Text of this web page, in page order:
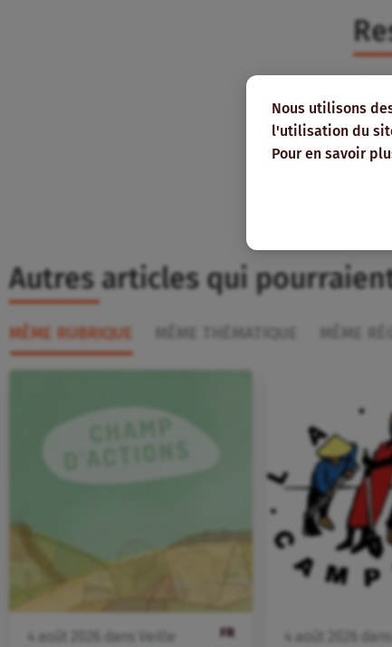
Nous utilisons
l'utilisation du
Pour en savoir
pour
mail.
Autres articles qui
MÊME RUBRIQUE MÊME THÉMATIQUE MÊME
FR
août dans
Veille
août dans